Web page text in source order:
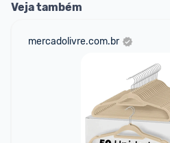
Veja também
mercadolivre.com.br